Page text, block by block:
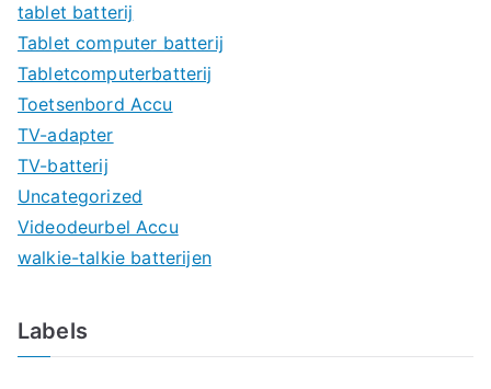
tablet batterij
Tablet computer batterij
Tabletcomputerbatterij
Toetsenbord Accu
TV-adapter
TV-batterij
Uncategorized
Videodeurbel Accu
walkie-talkie batterijen
Labels